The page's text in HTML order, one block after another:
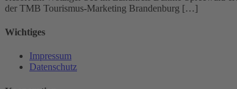
der TMB Tourismus-Marketing Brandenburg […]
Wichtiges
Impressum
Datenschutz